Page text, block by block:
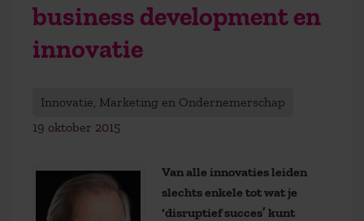
business development en
innovatie
Innovatie, Marketing en Ondernemerschap
19 oktober 2015
Van alle innovaties leiden
slechts enkele tot wat je
‘disruptief succes’ kunt